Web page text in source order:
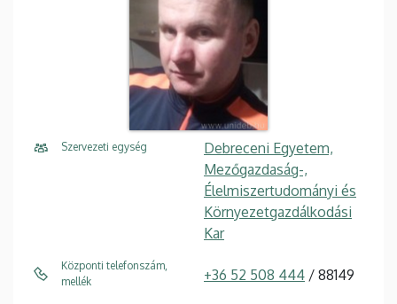
Szervezeti egység
Debreceni Egyetem,
Mezőgazdaság-,
Élelmiszertudományi és
Környezetgazdálkodási
Kar
Központi telefonszám,
mellék
+36 52 508 444 / 88149